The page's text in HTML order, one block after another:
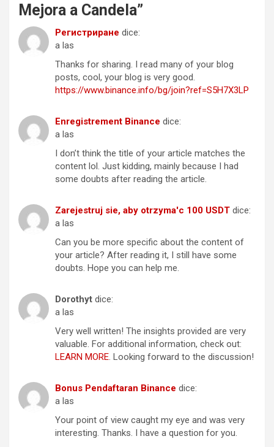
Mejora a Candela”
Регистриране dice:
a las
Thanks for sharing. I read many of your blog
posts, cool, your blog is very good.
https://www.binance.info/bg/join?ref=S5H7X3LP
Enregistrement Binance dice:
a las
I don’t think the title of your article matches the
content lol. Just kidding, mainly because I had
some doubts after reading the article.
Zarejestruj sie, aby otrzyma'c 100 USDT dice:
a las
Can you be more specific about the content of
your article? After reading it, I still have some
doubts. Hope you can help me.
Dorothyt dice:
a las
Very well written! The insights provided are very
valuable. For additional information, check out:
LEARN MORE. Looking forward to the discussion!
Bonus Pendaftaran Binance dice:
a las
Your point of view caught my eye and was very
interesting. Thanks. I have a question for you.